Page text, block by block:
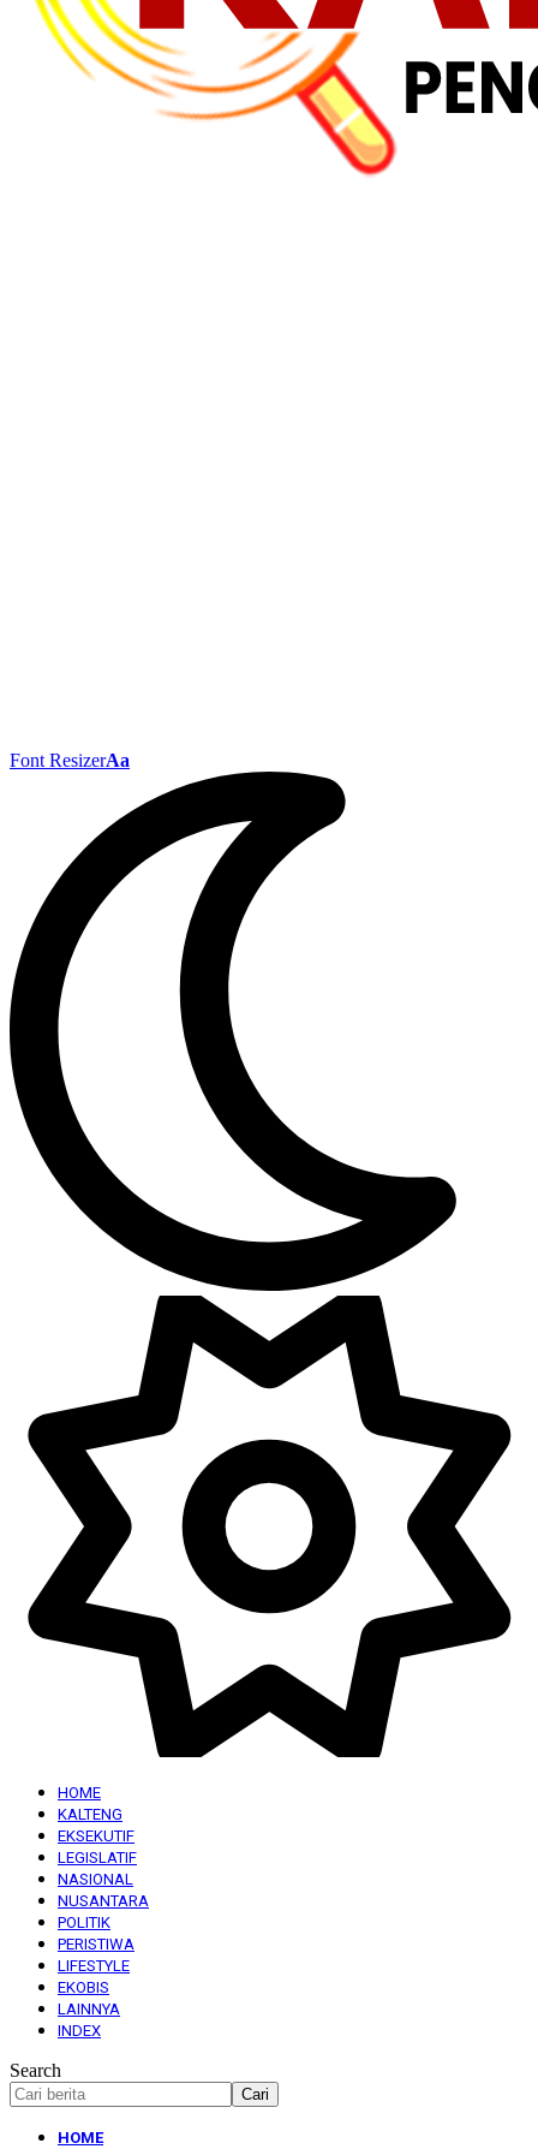
Font ResizerAa
HOME
KALTENG
EKSEKUTIF
LEGISLATIF
NASIONAL
NUSANTARA
POLITIK
PERISTIWA
LIFESTYLE
EKOBIS
LAINNYA
INDEX
Search
HOME